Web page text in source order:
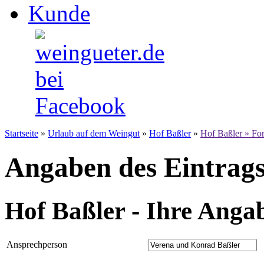
Kunde
Startseite » Urlaub auf dem Weingut » Hof Baßler » Hof Baßler »
Angaben des
Hof Baßler - Ihre
Ansprechperson